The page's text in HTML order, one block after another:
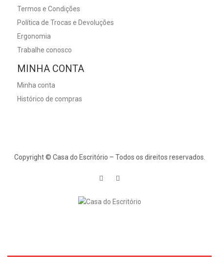
Termos e Condições
Política de Trocas e Devoluções
Ergonomia
Trabalhe conosco
MINHA CONTA
Minha conta
Histórico de compras
Copyright © Casa do Escritório – Todos os direitos reservados.